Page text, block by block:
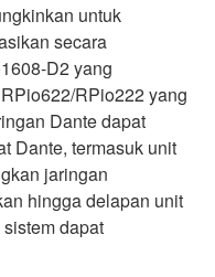
untuk
secara
D2 yang
RPio222 yang
Dante dapat
Dante, termasuk unit
jaringan
hingga delapan unit
dapat